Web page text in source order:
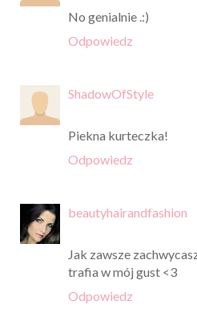
No genialnie .:)
Odpowiedz
ShadowOfStyle
Piekna kurteczka!
Odpowiedz
beautyhairandfashion
Jak zawsze
trafia w mój gust <3
Odpowiedz